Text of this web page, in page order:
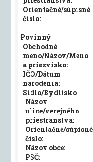
Orientačné/súpisné
číslo:
Povinný
Obchodné
meno/Názov/Meno
a priezvisko:
IČO/Dátum
narodenia:
Sídlo/Bydlisko
Názov
ulice/verejného
priestranstva:
Orientačné/súpisné
číslo:
Názov obce:
PSČ: